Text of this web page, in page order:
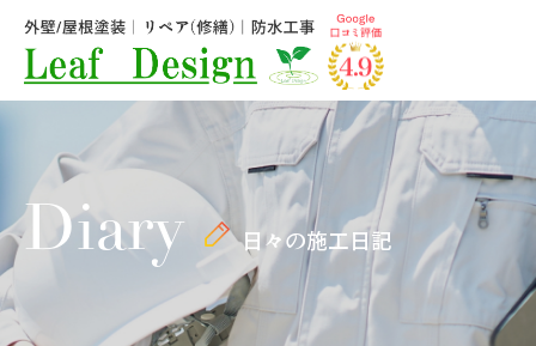
Diary 日々の施工日記